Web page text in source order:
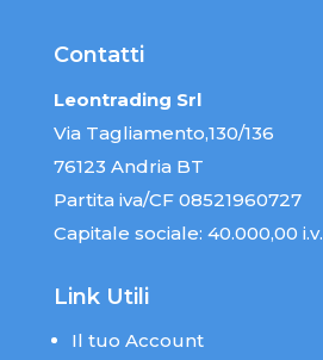
Contatti
Leontrading Srl
Via Tagliamento,130/136
76123 Andria BT
Partita iva/CF 08521960727
Capitale sociale: 40.000,00 i.v.
Link Utili
Il tuo Account